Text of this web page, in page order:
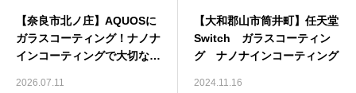
【奈良市北ノ庄】AQUOSに
ガラスコーティング！ナノナ
インコーティングで大切なス
2026.07.11
【大和郡山市筒井町】任天堂
Switch ガラスコーティン
グ ナノナインコーティング
2024.11.16